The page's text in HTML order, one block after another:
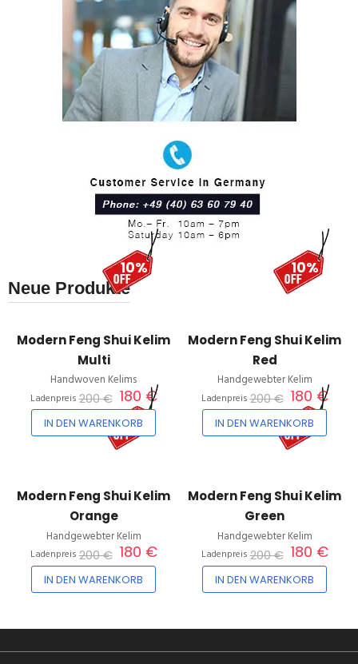
Neue Produkte
10%
Modern Feng Shui Kelim
Multi
Handwoven Kelims
Ladenpreis200 € 180 €
IN DEN WARENKORB
10%
Modern Feng Shui Kelim
Red
Handgewebter Kelim
Ladenpreis200 € 180 €
IN DEN WARENKORB
10%
Modern Feng Shui Kelim
Orange
Handgewebter Kelim
Ladenpreis200 € 180 €
IN DEN WARENKORB
10%
Modern Feng Shui Kelim
Green
Handgewebter Kelim
Ladenpreis200 € 180 €
IN DEN WARENKORB